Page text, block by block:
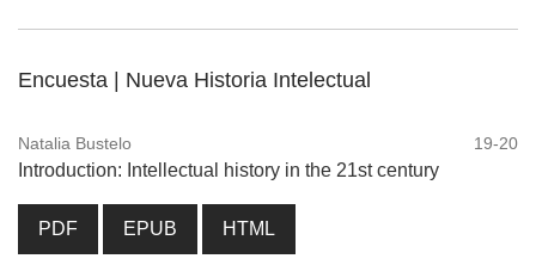
Encuesta | Nueva Historia Intelectual
Natalia Bustelo 19-20
Introduction: Intellectual history in the 21st century
PDF EPUB HTML